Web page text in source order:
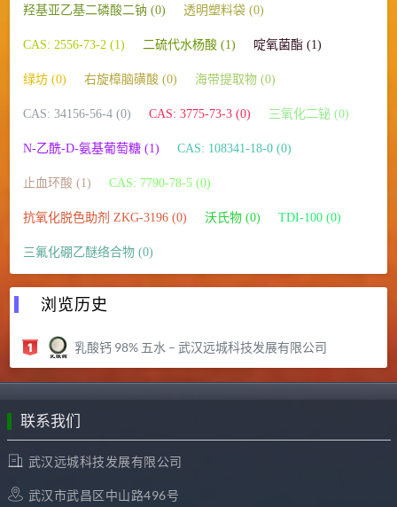
羟基亚乙基二磷酸二钠 (0) 透明塑料袋 (0)
CAS: 2556-73-2 (1) 二硫代水杨酸 (1) 啶氧菌酯 (1)
绿坊 (0) 右旋樟脑磺酸 (0) 海带提取物 (0)
CAS: 34156-56-4 (0) CAS: 3775-73-3 (0) 三氧化二铋 (0)
N-乙酰-D-氨基葡萄糖 (1) CAS: 108341-18-0 (0)
止血环酸 (1) CAS: 7790-78-5 (0)
抗氧化脱色助剂 ZKG-3196 (0) 沃氏物 (0) TDI-100 (0)
三氟化硼乙醚络合物 (0)
浏览历史
乳酸钙 98% 五水 – 武汉远城科技发展有限公司
联系我们
武汉远城科技发展有限公司
武汉市武昌区中山路496号